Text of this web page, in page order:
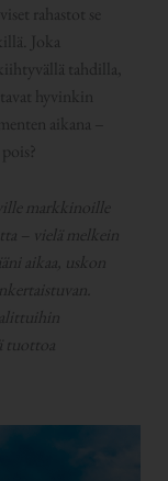
rahastot se
Joka
tahdilla,
hyvinkin
aikana –
markkinoille
– vielä melkein
aikaa, uskon
tuottoa